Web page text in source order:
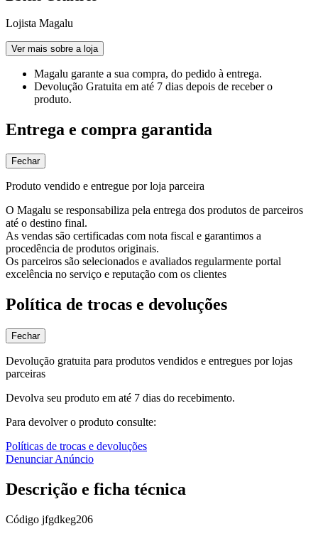
Lojista Magalu
Ver mais sobre a loja
Magalu garante a sua compra, do pedido à entrega.
Devolução Gratuita em até 7 dias depois de receber o
produto.
Entrega e compra garantida
Fechar
Produto vendido e entregue por loja parceira
O Magalu se responsabiliza pela entrega dos produtos de parceiros
até o destino final.
As vendas são certificadas com nota fiscal e garantimos a
procedência de produtos originais.
Os parceiros são selecionados e avaliados regularmente portal
excelência no serviço e reputação com os clientes
Política de trocas e devoluções
Fechar
Devolução gratuita para produtos vendidos e entregues por lojas
parceiras
Devolva seu produto em até 7 dias do recebimento.
Para devolver o produto consulte:
Políticas de trocas e devoluções
Denunciar Anúncio
Descrição e ficha técnica
Código jfgdkeg206